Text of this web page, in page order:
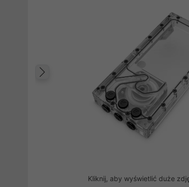
Poprzedni
Kliknij, aby wyświetlić duże